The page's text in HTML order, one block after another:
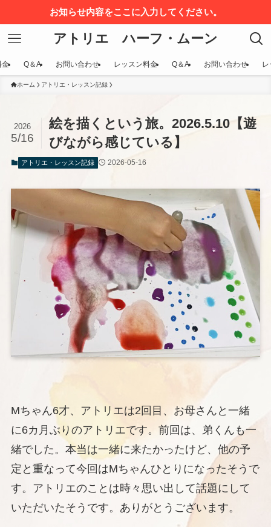
お知らせ内容をここに入力してください。
アトリエ ハーフ・ムーン
金 Q＆A お問い合わせ レッスン料金 Q＆A お問い合わせ レ
ホーム アトリエ・レッスン記録
絵を描くという旅。2026.5.10【遊
びながら感じている】
2026
5/16
アトリエ・レッスン記録 2026-05-16
Mちゃん6才、アトリエは2回目、お母さんと一緒
に6カ月ぶりのアトリエです。前回は、弟くんも一
緒でした。本当は一緒に来たかったけど、他の予
定と重なって今回はMちゃんひとりになったそうで
す。アトリエのことは時々思い出して話題にして
いただいたそうです。ありがとうございます。